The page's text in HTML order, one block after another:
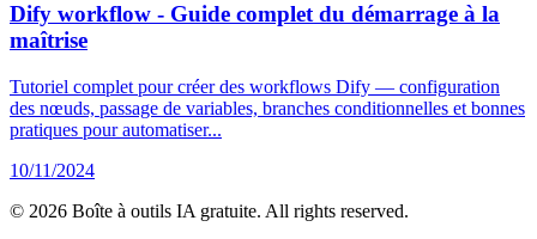
Dify workflow - Guide complet du démarrage à la
maîtrise
Tutoriel complet pour créer des workflows Dify — configuration
des nœuds, passage de variables, branches conditionnelles et bonnes
pratiques pour automatiser...
10/11/2024
© 2026 Boîte à outils IA gratuite. All rights reserved.